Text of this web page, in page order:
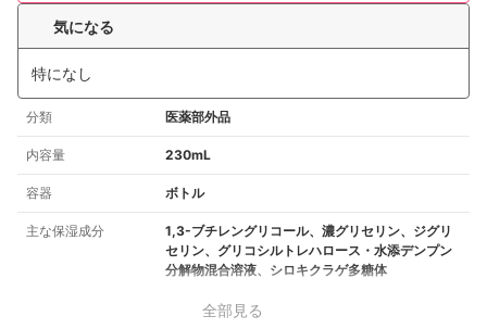
気になる
特になし
分類 医薬部外品
内容量 230mL
容器 ボトル
主な保湿成分
1,3-ブチレングリコール、濃グリセリン、ジグリ
セリン、グリコシルトレハロース・水添デンプン
分解物混合溶液、シロキクラゲ多糖体
全部見る